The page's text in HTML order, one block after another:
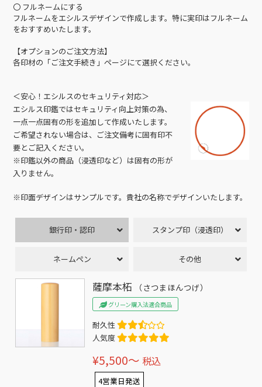
〇 フルネームにする
フルネームをエシルスデザインで作成します。特に実印はフルネーム
をおすすめいたします。
【オプションのご注文方法】
各印材の「ご注文手続き」ページにて選択ください。
＜安心！エシルスのセキュリティ対応＞
エシルス印鑑ではセキュリティ向上対策の為、
一点一点固有の形を追加して作成いたします。
ご希望されない場合は、ご注文備考に固有印不
要とご記入ください。
※印鑑以外の商品（浸透印など）は固有の形が
入りません。
※印面デザインはサンプルです。貴社の名称でデザインいたします。
銀行印・認印 スタンプ印（浸透印）
ネームペン その他
薩摩本柘 （さつまほんつげ）
グリーン購入法適合商品
耐久性
人気度
¥5,500〜 税込
4営業日発送